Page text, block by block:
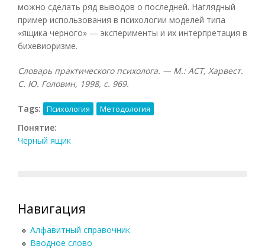
можно сделать ряд выводов о последней. Наглядный
пример использования в психологии моделей типа
«ящика черного» — эксперименты и их интерпретация в
бихевиоризме.
Словарь практического психолога. — М.: АСТ, Харвест.
С. Ю. Головин, 1998, с. 969.
Tags: Психология Методология
Понятие:
Черный ящик
Навигация
Алфавитный справочник
Вводное слово